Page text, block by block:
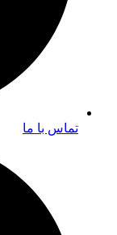
تماس با ما